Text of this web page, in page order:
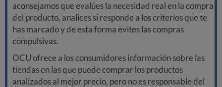
aconsejamos que evalúes la necesidad real en la compra
del producto, analices si responde a los criterios que te
has marcado y de esta forma evites las compras
compulsivas.
OCU ofrece a los consumidores información sobre las
tiendas en las que puede comprar los productos
analizados al mejor precio, pero no es responsable del